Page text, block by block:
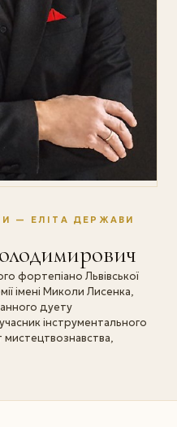
— ЕЛІТА ДЕРЖАВИ
фортепіано Львівської
імені Миколи Лисенка,
дуету
інструментального